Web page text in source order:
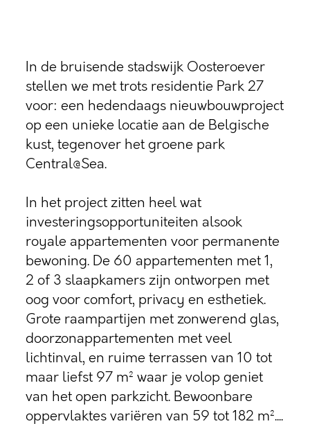
In de bruisende stadswijk Oosteroever
stellen we met trots residentie Park 27
voor: een hedendaags nieuwbouwproject
op een unieke locatie aan de Belgische
kust, tegenover het groene park
Central@Sea.
In het project zitten heel wat
investeringsopportuniteiten alsook
royale appartementen voor permanente
bewoning. De 60 appartementen met 1,
2 of 3 slaapkamers zijn ontworpen met
oog voor comfort, privacy en esthetiek.
Grote raampartijen met zonwerend glas,
doorzonappartementen met veel
lichtinval, en ruime terrassen van 10 tot
maar liefst 97 m² waar je volop geniet
van het open parkzicht. Bewoonbare
oppervlaktes variëren van 59 tot 182 m²....